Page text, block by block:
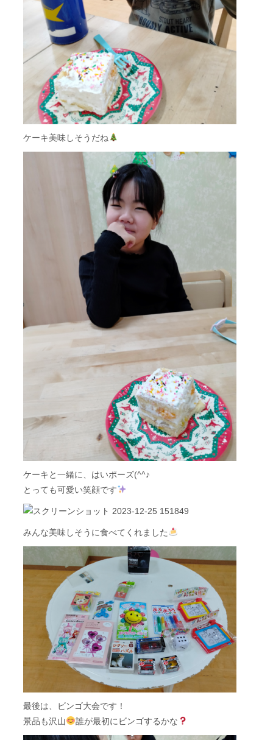
ケーキ美味しそうだね
ケーキと一緒に、はいポーズ(^^♪
とっても可愛い笑顔です
みんな美味しそうに食べてくれました
最後は、ビンゴ大会です！
景品も沢山
誰が最初にビンゴするかな